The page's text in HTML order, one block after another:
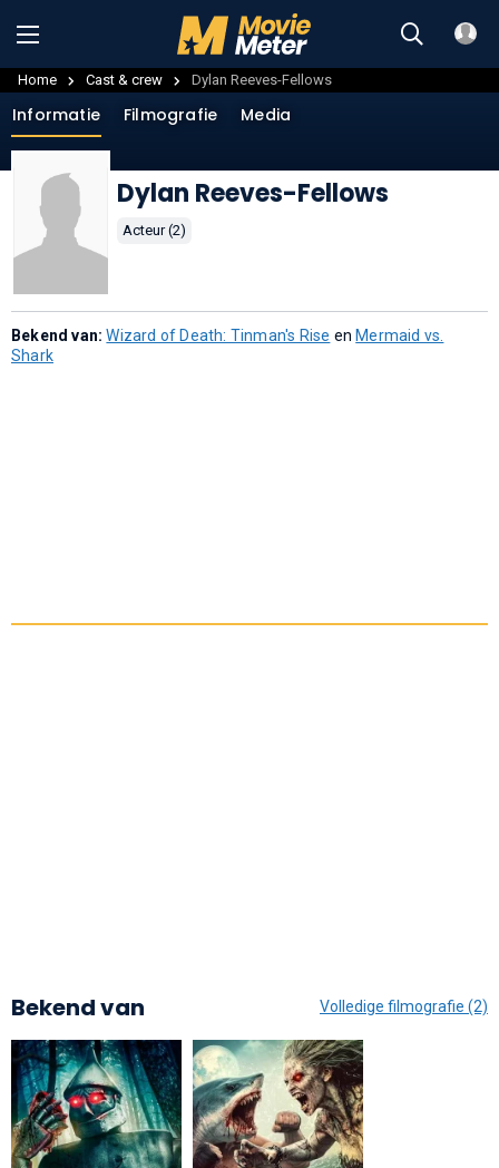
Home Cast & crew Dylan Reeves-Fellows
Informatie Filmografie Media
Dylan Reeves-Fellows
Acteur (2)
Bekend van:Wizard of Death: Tinman's Rise en Mermaid vs.
Shark
Bekend van Volledige filmografie (2)